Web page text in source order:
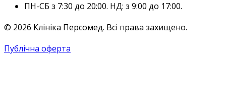
ПН-СБ з 7:30 до 20:00. НД: з 9:00 до 17:00.
© 2026 Клініка Персомед. Всі права захищено.
Публічна оферта